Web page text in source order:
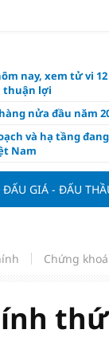
nay, xem tử vi
thuận lợi
nửa đầu năm
và hạ tầng
Nam
giảm 30% thuế
tỷ đồng
hôm nay 7/8: Thị
trẻ quốc tế
vụ Rodri mở
thức đối với tham
đấu giá 57 lô
ĐẤU GIÁ - ĐẤU
Chứng